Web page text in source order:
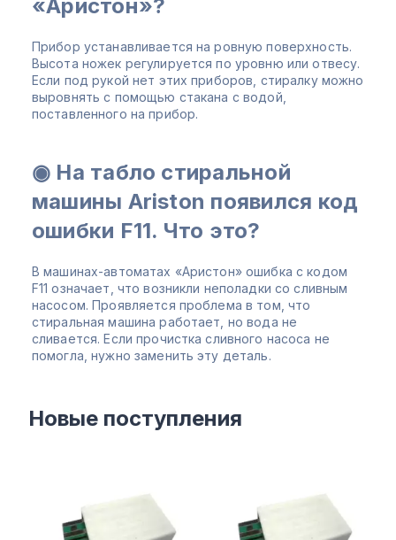
«Аристон»?
Прибор устанавливается на ровную поверхность.
Высота ножек регулируется по уровню или отвесу.
Если под рукой нет этих приборов, стиралку можно
выровнять с помощью стакана с водой,
поставленного на прибор.
◉ На табло стиральной
машины Ariston появился код
ошибки F11. Что это?
В машинах-автоматах «Аристон» ошибка с кодом
F11 означает, что возникли неполадки со сливным
насосом. Проявляется проблема в том, что
стиральная машина работает, но вода не
сливается. Если прочистка сливного насоса не
помогла, нужно заменить эту деталь.
Новые поступления